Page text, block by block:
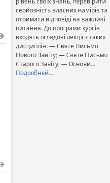
серйозність власних намірів та
отримати відповіді на важливі
питання. До програми курсів
входять оглядові лекції з таких
дисциплін: — Святе Письмо
Нового Завіту; — Святе Письмо
Старого Завіту; — Основи…
Подробней…